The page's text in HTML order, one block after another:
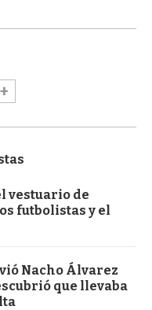
vestuario de
futbolistas y el
Nacho Álvarez
que llevaba